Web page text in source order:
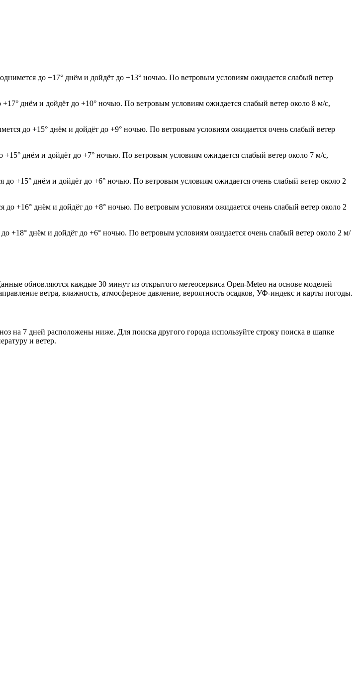
до +17° днём и дойдёт до +13° ночью. По ветровым условиям ожидается слабый ветер
днём и дойдёт до +10° ночью. По ветровым условиям ожидается слабый ветер около 8 м/с,
до +15° днём и дойдёт до +9° ночью. По ветровым условиям ожидается очень слабый ветер
днём и дойдёт до +7° ночью. По ветровым условиям ожидается слабый ветер около 7 м/с,
+15° днём и дойдёт до +6° ночью. По ветровым условиям ожидается очень слабый ветер около 2
до +16° днём и дойдёт до +8° ночью. По ветровым условиям ожидается очень слабый ветер около 2
+18° днём и дойдёт до +6° ночью. По ветровым условиям ожидается очень слабый ветер около 2 м/
обновляются каждые 30 минут из открытого метеосервиса Open-Meteo на основе моделей
ветра, влажность, атмосферное давление, вероятность осадков, УФ-индекс и карты погоды.
на 7 дней расположены ниже. Для поиска другого города используйте строку поиска в шапке
и ветер.